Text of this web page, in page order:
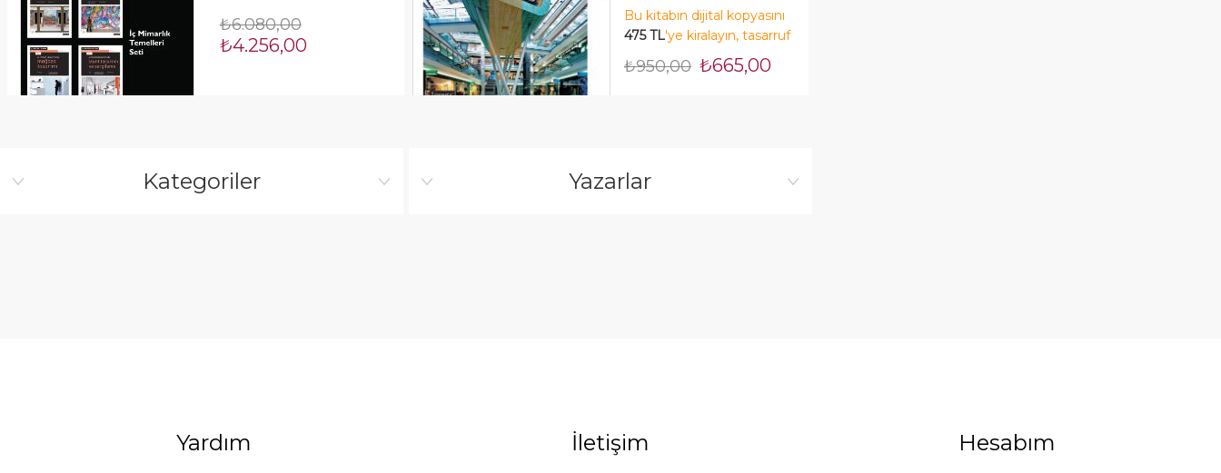
₺6.080,00
₺4.256,00
Bu kitabın dijital kopyasını
475 TL'ye kiralayın, tasarruf
edin! Şimdi Kirala!
₺950,00 ₺665,00
Kategoriler Yazarlar
Yardım İletişim Hesabım